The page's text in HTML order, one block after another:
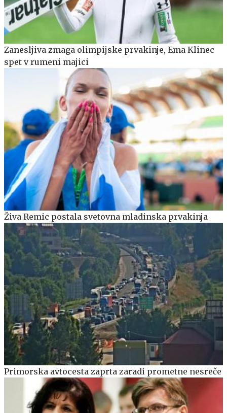
Zanesljiva zmaga olimpijske prvakinje, Ema Klinec
spet v rumeni majici
Živa Remic postala svetovna mladinska prvakinja
Primorska avtocesta zaprta zaradi prometne nesreče